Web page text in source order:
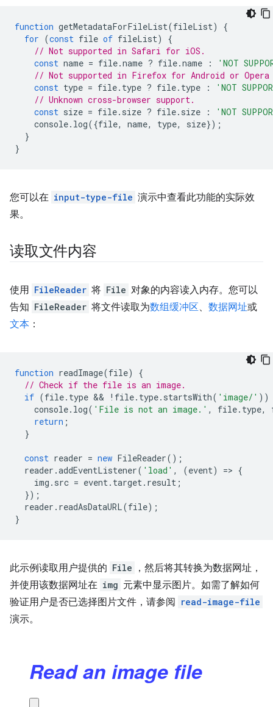
function getMetadataForFileList(fileList)
{
for (const file of fileList)
{
// Not supported in Safari for iOS.
const name = file.name ? file.name :
'NOT
// Not supported in Firefox for Android or
const type = file. type ? file. type :
'NOT
// Unknown cross-browser support.
const size = file. size ? file. size :
'NOT
console. log({file, name, type, size});
}
}
您可以在 input-type-file 演示中查看此功能的实际效
果。
读取文件内容
使用 FileReader 将 File 对象的内容读入内存。您可以
告知 FileReader 将文件读取为数组缓冲区、 数据网址或
文本 ：
function readImage(file)
{
// Check if the file is an image.
if (file. type && ! file. type. startsWith( 'image/' ))
console. log( 'File is not an image.' , file. type,
return ;
}
const reader = new FileReader();
reader .addEventListener( 'load' , (event) => {
img . src = event. target. result ;
});
reader . readAsDataURL(file);
}
此示例读取用户提供的 File
，然后将其转换为数据网址，
并使用该数据网址在 img 元素中显示图片。如需了解如何
验证用户是否已选择图片文件，请参阅
read-image-file
演示。